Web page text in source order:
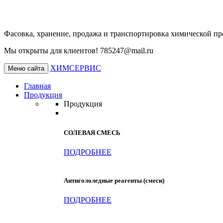
Фасовка, хранение, продажа и транспортировка химической
Мы открыты для клиентов! 785247@mail.ru
Меню сайта ХИМСЕРВИС
Главная
Продукция
Продукция
СОЛЕВАЯ СМЕСЬ
ПОДРОБНЕЕ
Антигололедные реагенты (смеси)
ПОДРОБНЕЕ